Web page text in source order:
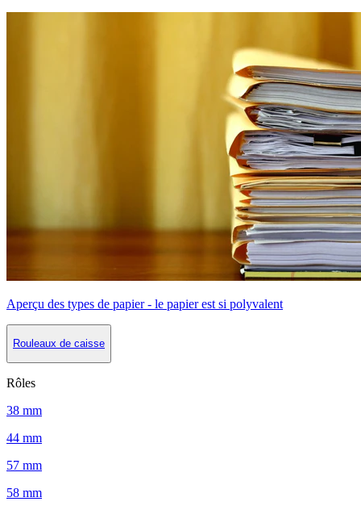
Aperçu des types de papier - le papier est si polyvalent
Rouleaux de caisse
Rôles
38 mm
44 mm
57 mm
58 mm